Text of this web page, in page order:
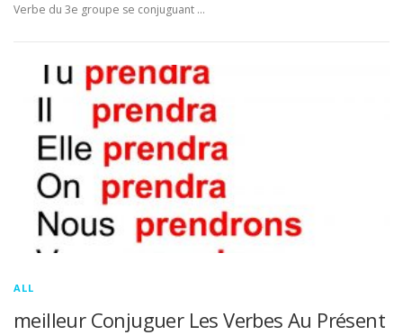
Verbe du 3e groupe se conjuguant …
ALL
meilleur Conjuguer Les Verbes Au Présent